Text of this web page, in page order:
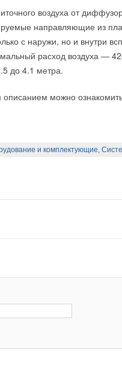
воздуха от
направляющие из
с наружи, но и внутри
расход воздуха —
до 4.1 метра.
можно
и комплектующие,